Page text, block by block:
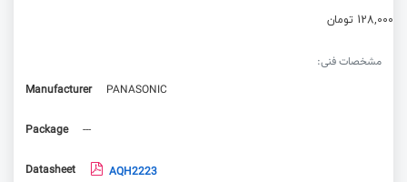
128,000 تومان
مشخصات فنی:
Manufacturer
PANASONIC
Package ---
Datasheet AQH2223